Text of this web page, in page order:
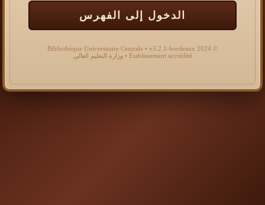
الدخول إلى الفهرس
© 2024 Bibliothèque Universitaire Centrale • v3.2.1-bordeaux
Établissement accrédité • وزارة التعليم العالي